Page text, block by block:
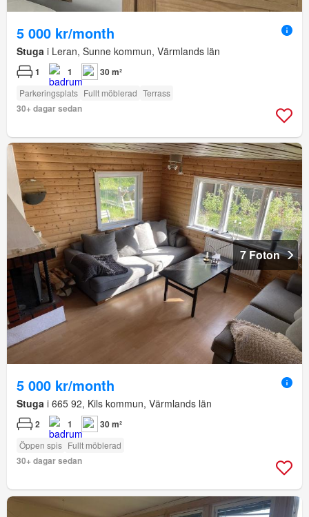
5 000 kr/month
Stuga i Leran, Sunne kommun, Värmlands län
1 1 30 m²
Parkeringsplats Fullt möblerad Terrass
30+ dagar sedan
7 Foton
5 000 kr/month
Stuga i 665 92, Kils kommun, Värmlands län
2 1 30 m²
Öppen spis Fullt möblerad
30+ dagar sedan